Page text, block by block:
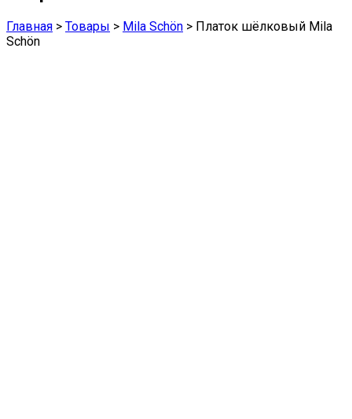
Главная > Товары > Mila Schön > Платок шёлковый Mila
Schön